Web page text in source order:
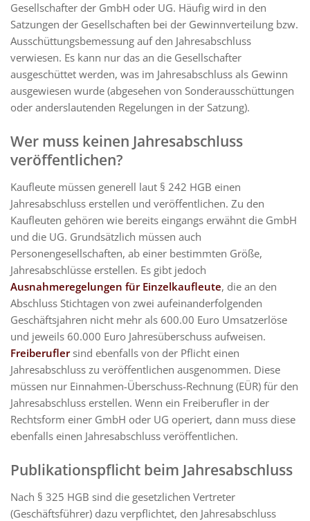
Gesellschafter der GmbH oder UG. Häufig wird in den
Satzungen der Gesellschaften bei der Gewinnverteilung bzw.
Ausschüttungsbemessung auf den Jahresabschluss
verwiesen. Es kann nur das an die Gesellschafter
ausgeschüttet werden, was im Jahresabschluss als Gewinn
ausgewiesen wurde (abgesehen von Sonderausschüttungen
oder anderslautenden Regelungen in der Satzung).
Wer muss keinen Jahresabschluss
veröffentlichen?
Kaufleute müssen generell laut § 242 HGB einen
Jahresabschluss erstellen und veröffentlichen. Zu den
Kaufleuten gehören wie bereits eingangs erwähnt die GmbH
und die UG. Grundsätzlich müssen auch
Personengesellschaften, ab einer bestimmten Größe,
Jahresabschlüsse erstellen. Es gibt jedoch
Ausnahmeregelungen für Einzelkaufleute, die an den
Abschluss Stichtagen von zwei aufeinanderfolgenden
Geschäftsjahren nicht mehr als 600.00 Euro Umsatzerlöse
und jeweils 60.000 Euro Jahresüberschuss aufweisen.
Freiberuflersind ebenfalls von der Pflicht einen
Jahresabschluss zu veröffentlichen ausgenommen. Diese
müssen nur Einnahmen-Überschuss-Rechnung (EÜR) für den
Jahresabschluss erstellen. Wenn ein Freiberufler in der
Rechtsform einer GmbH oder UG operiert, dann muss diese
ebenfalls einen Jahresabschluss veröffentlichen.
Publikationspflicht beim Jahresabschluss
Nach § 325 HGB sind die gesetzlichen Vertreter
(Geschäftsführer) dazu verpflichtet, den Jahresabschluss